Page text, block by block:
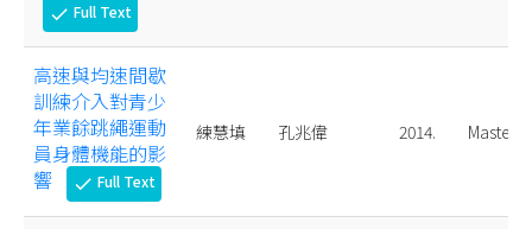
check Full Text
高速與均速間歇
訓練介入對青少
年業餘跳繩運動
員身體機能的影
響
check Full Text
練慧填 孔兆偉 2014. Master